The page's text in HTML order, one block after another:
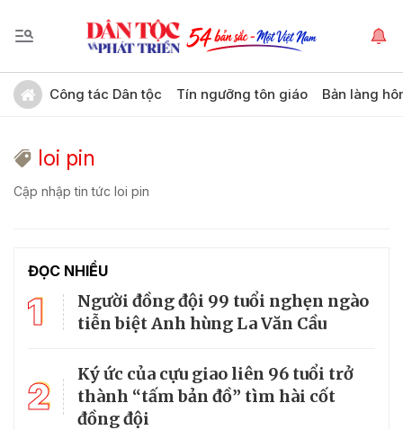
Công tác Dân tộc Tín ngưỡng tôn giáo Bản làng
loi pin
Cập nhập tin tức loi pin
ĐỌC NHIỀU
1
Người đồng đội 99 tuổi nghẹn ngào
tiễn biệt Anh hùng La Văn Cầu
2
Ký ức của cựu giao liên 96 tuổi trở
thành “tấm bản đồ” tìm hài cốt
đồng đội